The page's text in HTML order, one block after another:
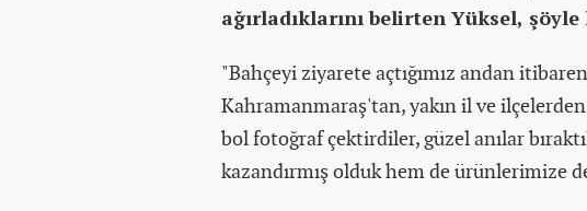
ağırladıklarını belirten Yüksel,
"Bahçeyi ziyarete açtığımız andan
Kahramanmaraş'tan, yakın il ve
bol fotoğraf çektirdiler, güzel anılar
kazandırmış olduk hem de ürünlerimize